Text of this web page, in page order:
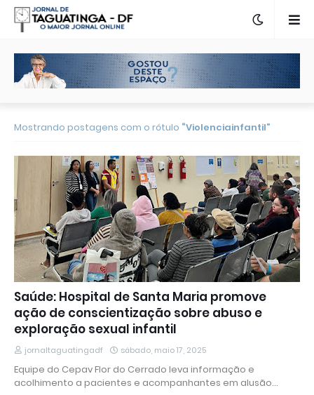
Mostrando postagens com o rótulo Violenciainfantil
Saúde: Hospital de Santa Maria promove
ação de conscientização sobre abuso e
exploração sexual infantil
jornaltaguatingadf sábado, maio 17, 2025
Equipe do Cepav Flor do Cerrado leva informação e
acolhimento a pacientes e acompanhantes em alusão…